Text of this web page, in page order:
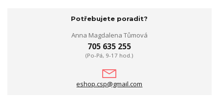
Potřebujete poradit?
Anna Magdalena Tůmová
705 635 255
(Po-Pá, 9-17 hod.)
eshop.csp@gmail.com